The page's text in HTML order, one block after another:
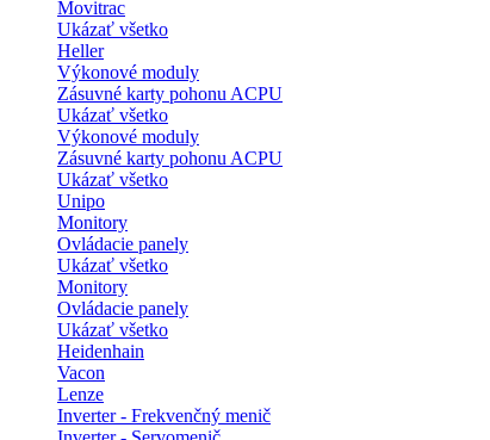
Movitrac
Ukázať všetko
Heller
Výkonové moduly
Zásuvné karty pohonu ACPU
Ukázať všetko
Výkonové moduly
Zásuvné karty pohonu ACPU
Ukázať všetko
Unipo
Monitory
Ovládacie panely
Ukázať všetko
Monitory
Ovládacie panely
Ukázať všetko
Heidenhain
Vacon
Lenze
Inverter - Frekvenčný menič